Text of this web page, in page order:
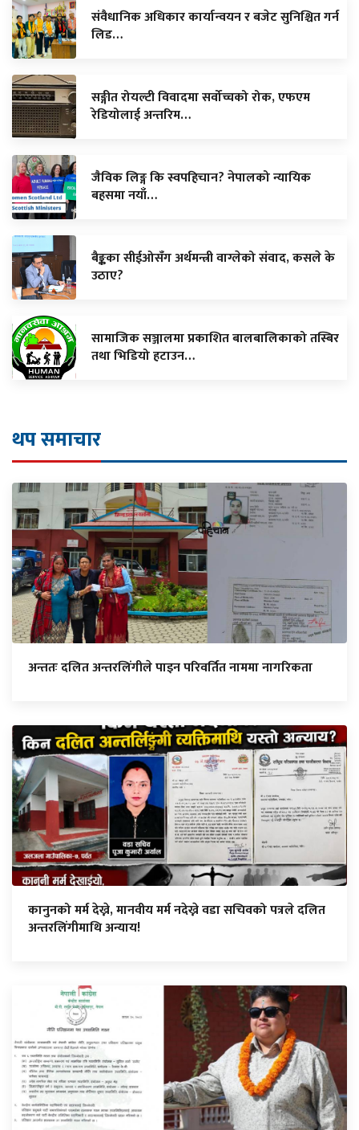
संवैधानिक अधिकार कार्यान्वयन र बजेट सुनिश्चित गर्न
लिड…
सङ्गीत रोयल्टी विवादमा सर्वोच्चको रोक, एफएम
रेडियोलाई अन्तरिम…
जैविक लिङ्ग कि स्वपहिचान? नेपालको न्यायिक
बहसमा नयाँ…
बैङ्कका सीईओसँग अर्थमन्त्री वाग्लेको संवाद, कसले के
उठाए?
सामाजिक सञ्जालमा प्रकाशित बालबालिकाको तस्बिर
तथा भिडियो हटाउन…
थप समाचार
अन्ततः दलित अन्तरलिंगीले पाइन परिवर्तित नाममा नागरिकता
कानुनको मर्म देख्ने, मानवीय मर्म नदेख्ने वडा सचिवको पत्रले दलित
अन्तरलिंगीमाथि अन्याय!